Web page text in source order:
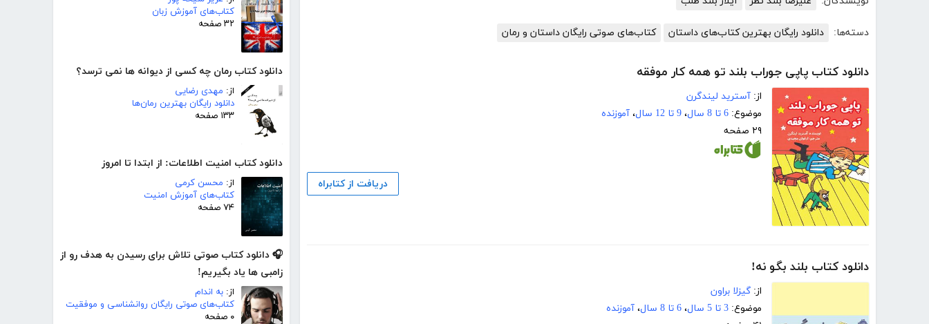
کتاب‌های آموزش زبان
۳۲ صفحه
دانلود کتاب رمان چه کسی از دیوانه ها نمی ترسد؟
از: مهدی رضایی
دانلود رایگان بهترین رمان‌ها
۱۳۳ صفحه
دانلود کتاب امنیت اطلاعات: از ابتدا تا امروز
از: محسن کرمی
کتاب‌های آموزش امنیت
۷۴ صفحه
🎧 دانلود کتاب صوتی تلاش برای رسیدن به هدف رو از
زامبی ها یاد بگیریم!
از: به اندام
کتاب‌های صوتی رایگان روانشناسی و موفقیت
۰ صفحه
دسته‌ها: دانلود رایگان بهترین کتاب‌های داستان کتاب‌های صوتی رایگان داستان و رمان
دانلود کتاب پاپی جوراب بلند تو همه کار موفقه
از: آسترید لیندگرن
موضوع: 6 تا 8 سال ، 9 تا 12 سال ، آموزنده
۲۹ صفحه
دریافت از کتابراه
دانلود کتاب بلند بگو نه!
از: گیزلا براون
موضوع: 3 تا 5 سال ، 6 تا 8 سال ، آموزنده